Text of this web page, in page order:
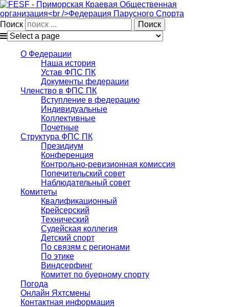
Поиск
О Федерации
Наша история
Устав ФПС ПК
Документы федерации
Членство в ФПС ПК
Вступление в федерацию
Индивидуальные
Коллективные
Почетные
Структура ФПС ПК
Президиум
Конференция
Контрольно-ревизионная комиссия
Попечительский совет
Наблюдательный совет
Комитеты
Квалификационный
Крейсерский
Технический
Судейская коллегия
Детский спорт
По связям с регионами
По этике
Виндсерфинг
Комитет по буерному спорту
Погода
Онлайн Яхтсмены
Контактная информация